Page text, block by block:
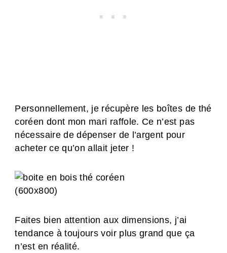
Personnellement, je récupère les boîtes de thé
coréen dont mon mari raffole. Ce n’est pas
nécessaire de dépenser de l’argent pour
acheter ce qu’on allait jeter !
Faites bien attention aux dimensions, j’ai
tendance à toujours voir plus grand que ça
n’est en réalité.